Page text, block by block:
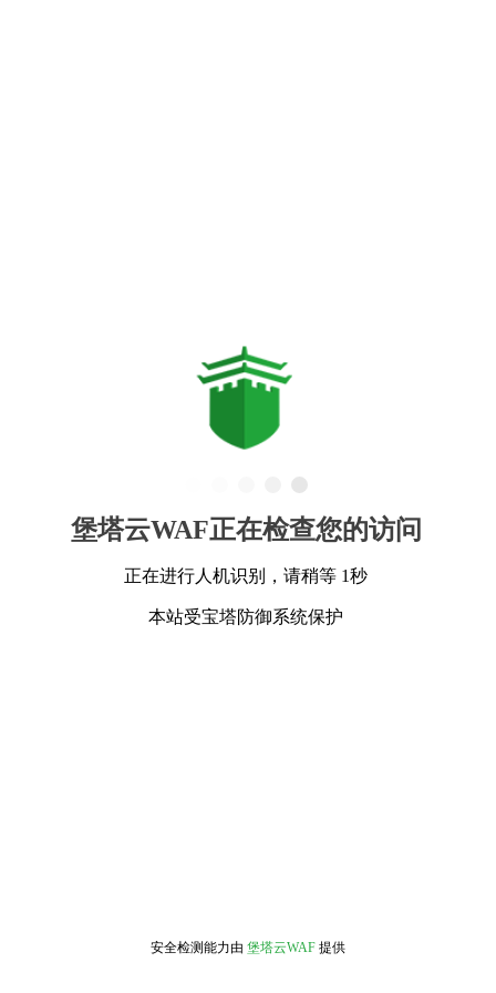
堡塔云WAF正在检查您的访问
正在进行人机识别，请稍等 1秒
本站受宝塔防御系统保护
安全检测能力由 堡塔云WAF 提供